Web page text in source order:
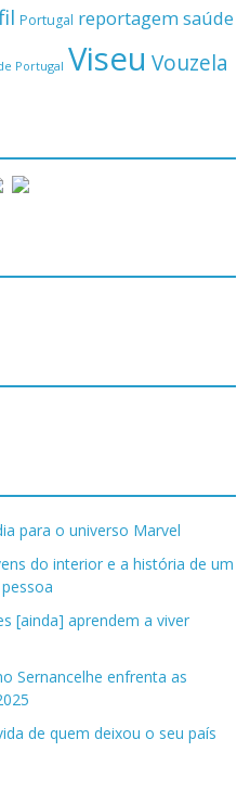
Portugal reportagemsaúde
Portugal Viseu Vouzela
para o universo Marvel
do interior e a história de um
[ainda] aprendem a viver
Sernancelhe enfrenta as
de quem deixou o seu país